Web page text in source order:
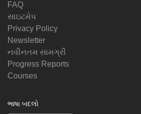
FAQ
સાઇટમેપ
Privacy Policy
Newsletter
નવીનતમ સામગ્રી
Progress Reports
Courses
ભાષા બદલો